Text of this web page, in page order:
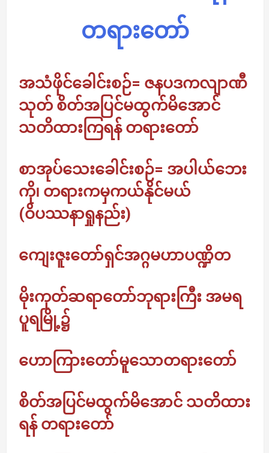
တရားတော်
အသံဖိုင်ခေါင်းစဉ်= ဇနပဒကလျာဏီ
သုတ် စိတ်အပြင်မထွက်မိအောင်
သတိထားကြရန် တရားတော်
စာအုပ်သေးခေါင်းစဉ်= အပါယ်ဘေး
ကို၊ တရားကမှကယ်နိုင်မယ်
(ဝိပဿနာရှုနည်း)
ကျေးဇူးတော်ရှင်အဂ္ဂမဟာပဏ္ဍိတ
မိုးကုတ်ဆရာတော်ဘုရားကြီး အမရ
ပူရမြို့၌
ဟောကြားတော်မူသောတရားတော်
စိတ်အပြင်မထွက်မိအောင် သတိထား
ရန် တရားတော်